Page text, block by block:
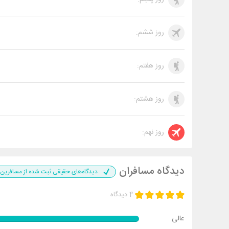
روز ششم:
روز هفتم:
روز هشتم:
روز نهم:
دیدگاه مسافران دیدگاه‌های حقیقی ثبت شده از
4 دیدگاه
عالی